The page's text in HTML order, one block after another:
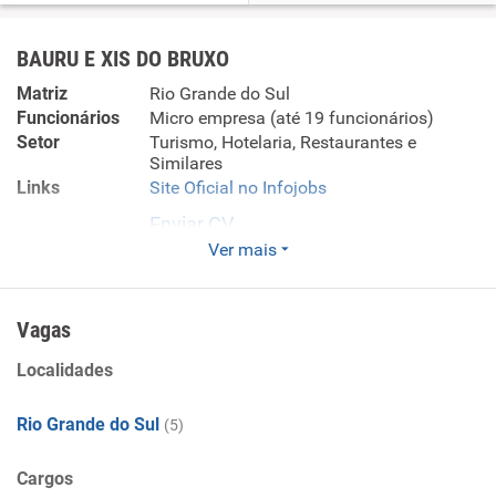
BAURU E XIS DO BRUXO
Matriz
Rio Grande do Sul
Funcionários
Micro empresa (até 19 funcionários)
Setor
Turismo, Hotelaria, Restaurantes e
Similares
Links
Site Oficial no Infojobs
Enviar CV
e similares
Ver mais
Vagas
Localidades
Rio Grande do Sul (5)
Cargos